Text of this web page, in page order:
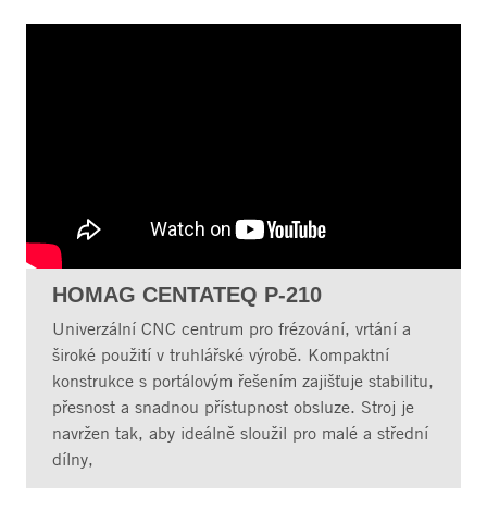
HOMAG CENTATEQ P-210
Univerzální CNC centrum pro frézování, vrtání a
široké použití v truhlářské výrobě. Kompaktní
konstrukce s portálovým řešením zajišťuje stabilitu,
přesnost a snadnou přístupnost obsluze. Stroj je
navržen tak, aby ideálně sloužil pro malé a střední
dílny,